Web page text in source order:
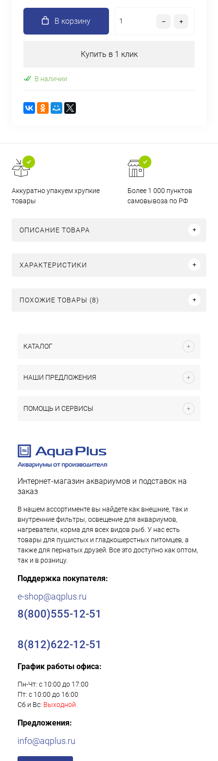
В корзину
Купить в 1 клик
В наличии
Аккуратно упакуем хрупкие
товары
Более 1 000 пунктов
самовывоза по РФ
ОПИСАНИЕ ТОВАРА
ХАРАКТЕРИСТИКИ
ПОХОЖИЕ ТОВАРЫ (8)
КАТАЛОГ
НАШИ ПРЕДЛОЖЕНИЯ
ПОМОЩЬ И СЕРВИСЫ
Интернет-магазин аквариумов и подставок на
заказ
В нашем ассортименте вы найдете как внешние, так и
внутренние фильтры, освещение для аквариумов,
нагреватели, корма для всех видов рыб. У нас есть
товары для пушистых и гладкошерстных питомцев, а
также для пернатых друзей. Все это доступно как оптом,
так и в розницу.
Поддержка покупателя:
e-shop@aqplus.ru
8(800)555-12-51
8(812)622-12-51
График работы офиса:
Пн-Чт: с 10:00 до 17:00
Пт: с 10:00 до 16:00
Сб и Вс: Выходной
Предложения:
info@aqplus.ru